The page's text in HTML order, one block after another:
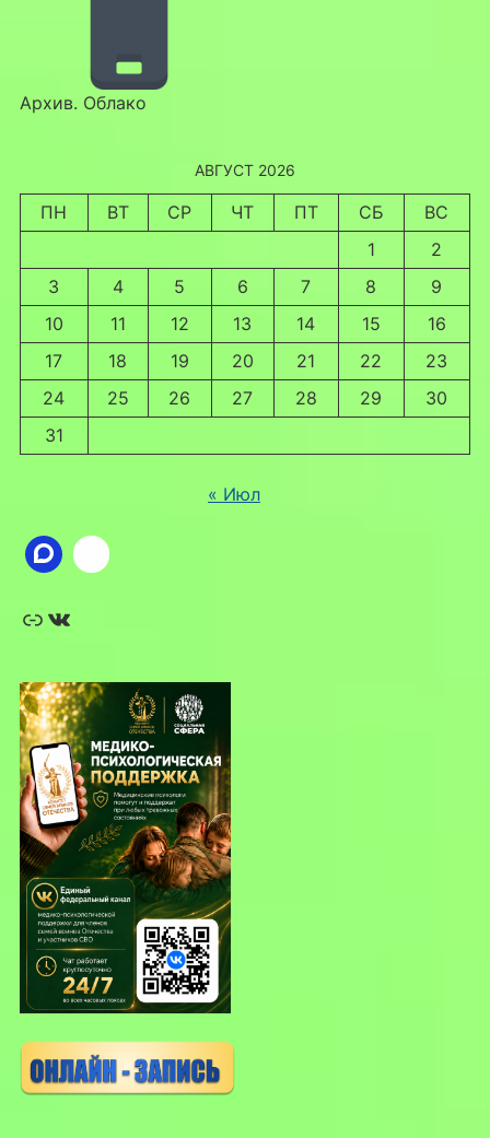
Архив. Облако
АВГУСТ 2026
ПН ВТ СР ЧТ ПТ СБ
ВС
1
2
3
4 5 6 7 8
9
10
11 12 13 14 15
16
17
18 19 20 21 22
23
24
25 26 27 28 29
30
31
« Июл
Ссылка